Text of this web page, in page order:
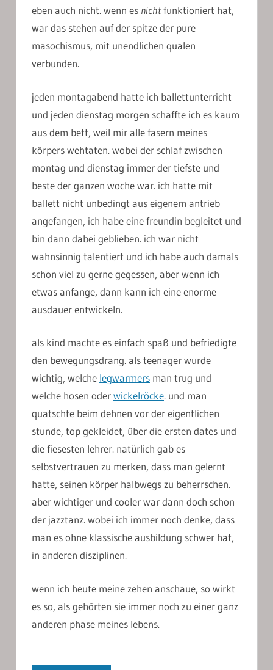
eben auch nicht. wenn es nichtfunktioniert hat,
war das stehen auf der spitze der pure
masochismus, mit unendlichen qualen
verbunden.
jeden montagabend hatte ich ballettunterricht
und jeden dienstag morgen schaffte ich es kaum
aus dem bett, weil mir alle fasern meines
körpers wehtaten. wobei der schlaf zwischen
montag und dienstag immer der tiefste und
beste der ganzen woche war. ich hatte mit
ballett nicht unbedingt aus eigenem antrieb
angefangen, ich habe eine freundin begleitet und
bin dann dabei geblieben. ich war nicht
wahnsinnig talentiert und ich habe auch damals
schon viel zu gerne gegessen, aber wenn ich
etwas anfange, dann kann ich eine enorme
ausdauer entwickeln.
als kind machte es einfach spaß und befriedigte
den bewegungsdrang. als teenager wurde
wichtig, welche legwarmers man trug und
welche hosen oderwickelröcke. und man
quatschte beim dehnen vor der eigentlichen
stunde, top gekleidet, über die ersten dates und
die fiesesten lehrer. natürlich gab es
selbstvertrauen zu merken, dass man gelernt
hatte, seinen körper halbwegs zu beherrschen.
aber wichtiger und cooler war dann doch schon
der jazztanz. wobei ich immer noch denke, dass
man es ohne klassische ausbildung schwer hat,
in anderen disziplinen.
wenn ich heute meine zehen anschaue, so wirkt
es so, als gehörten sie immer noch zu einer ganz
anderen phase meines lebens.